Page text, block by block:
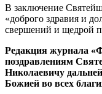
В заключение
«доброго здравия и
свершений и щедрой
Редакция журнала
поздравлениям
Николаевичу
Божией во всех